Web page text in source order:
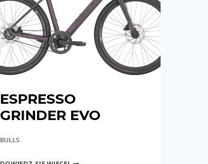
ESPRESSO
GRINDER EVO
BULLS
ESPRESSO